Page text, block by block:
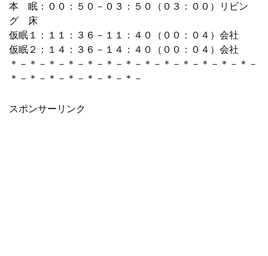
本 眠：００：５０－０３：５０（０３：００）リビン
グ 床
仮眠１：１１：３６－１１：４０（００：０４）会社
仮眠２：１４：３６－１４：４０（００：０４）会社
＊－＊－＊－＊－＊－＊－＊－＊－＊－＊－＊－＊－＊－
＊－＊－＊－＊－＊－＊－＊－
スポンサーリンク